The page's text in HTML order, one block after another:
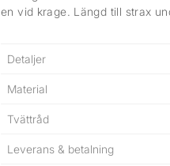
en vid krage. Längd till strax
Detaljer
Material
Tvättråd
Leverans & betalning